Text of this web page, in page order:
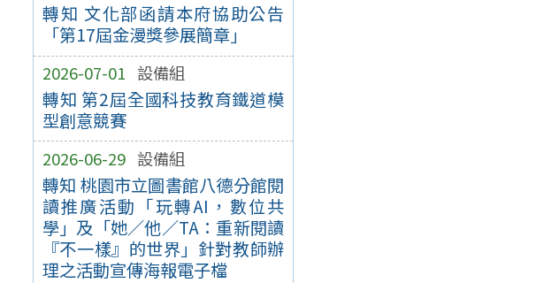
轉知 文化部函請本府協助公告
「第17屆金漫獎參展簡章」
2026-07-01 設備組
轉知 第2屆全國科技教育鐵道模
型創意競賽
2026-06-29 設備組
轉知 桃園市立圖書館八德分館閱
讀推廣活動「玩轉AI，數位共
學」及「她／他／TA：重新閱讀
『不一樣』的世界」針對教師辦
理之活動宣傳海報電子檔